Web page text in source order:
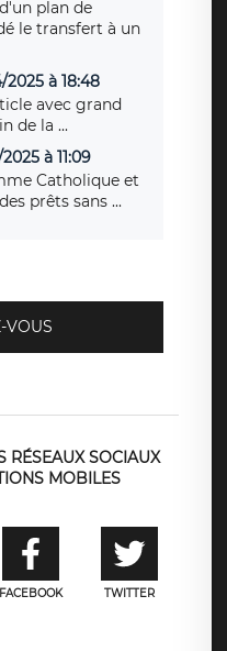
plan de
le transfert à un
à 18:48
avec grand
de la ...
à 11:09
Catholique et
prêts sans ...
VOUS
RÉSEAUX SOCIAUX
MOBILES
FACEBOOK TWITTER